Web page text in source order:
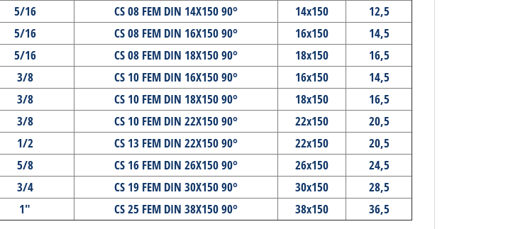
5/16 CS 08 FEM DIN 14X150 90° 14x150
12,5
5/16 CS 08 FEM DIN 16X150 90° 16x150
14,5
5/16 CS 08 FEM DIN 18X150 90° 18x150
16,5
3/8 CS 10 FEM DIN 16X150 90° 16x150
14,5
3/8 CS 10 FEM DIN 18X150 90° 18x150
16,5
3/8 CS 10 FEM DIN 22X150 90° 22x150
20,5
1/2 CS 13 FEM DIN 22X150 90° 22x150
20,5
5/8 CS 16 FEM DIN 26X150 90° 26x150
24,5
3/4 CS 19 FEM DIN 30X150 90° 30x150
28,5
1" CS 25 FEM DIN 38X150 90° 38x150 36,5